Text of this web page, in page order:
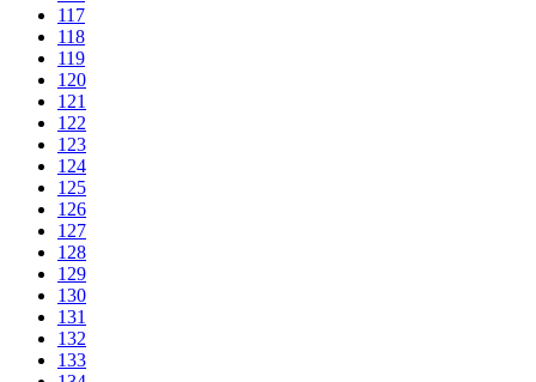
117
118
119
120
121
122
123
124
125
126
127
128
129
130
131
132
133